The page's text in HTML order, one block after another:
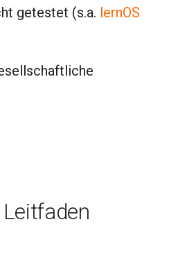
getestet (s.a. lernOS